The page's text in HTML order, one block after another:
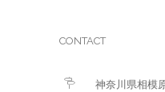
CONTACT
神奈川県相模